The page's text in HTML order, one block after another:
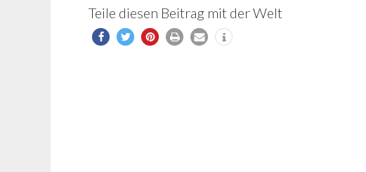
Teile diesen Beitrag mit der Welt